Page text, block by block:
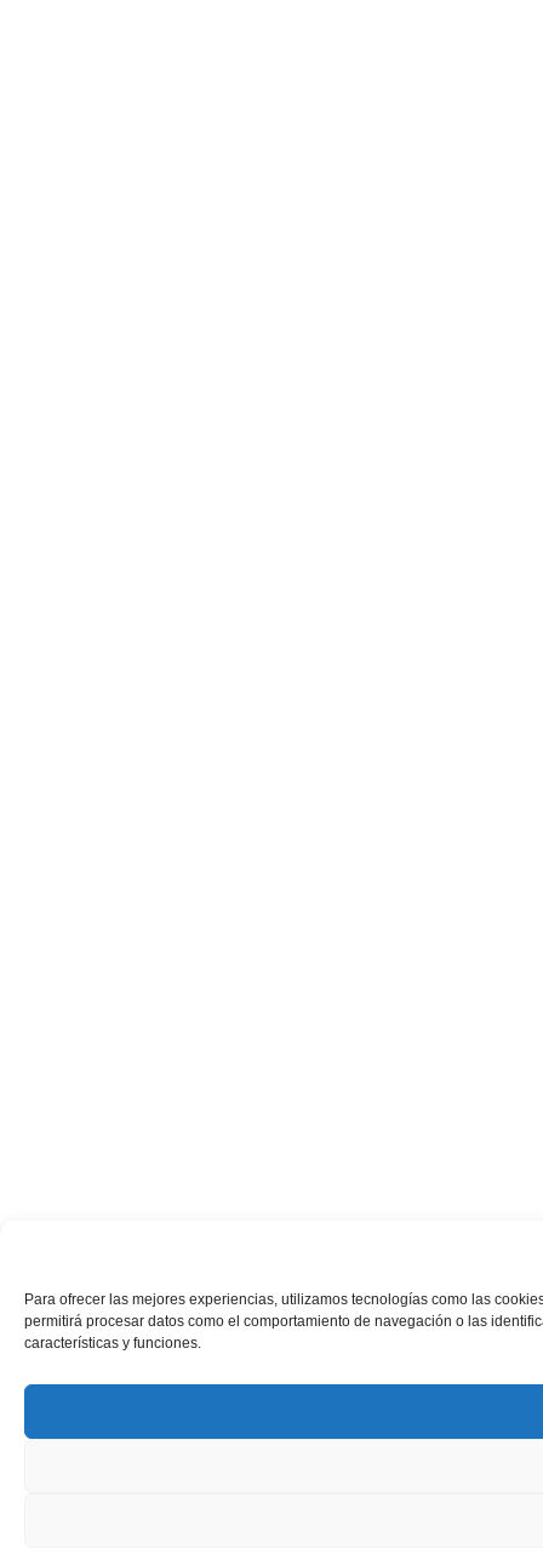
Para ofrecer las mejores experiencias, utilizamos tecnologías como las
permitirá procesar datos como el comportamiento de navegación o las
características y funciones.